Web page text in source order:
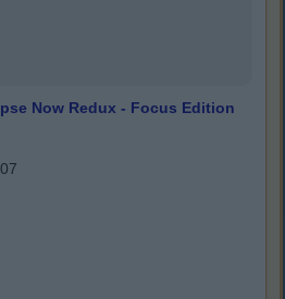
Now Redux - Focus Edition